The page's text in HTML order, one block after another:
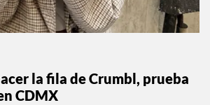
la fila de Crumbl, prueba
CDMX